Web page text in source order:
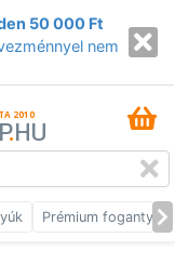
50 000 Ft
nem
2010
.HU
Prémium fogantyúk